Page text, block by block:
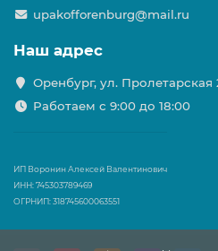
upakofforenburg@mail.ru
Наш адрес
Оренбург, ул. Пролетарская
Работаем с 9:00 до 18:00
ИП Воронин Алексей Валентинович
ИНН: 745303789469
ОГРНИП: 318745600063551